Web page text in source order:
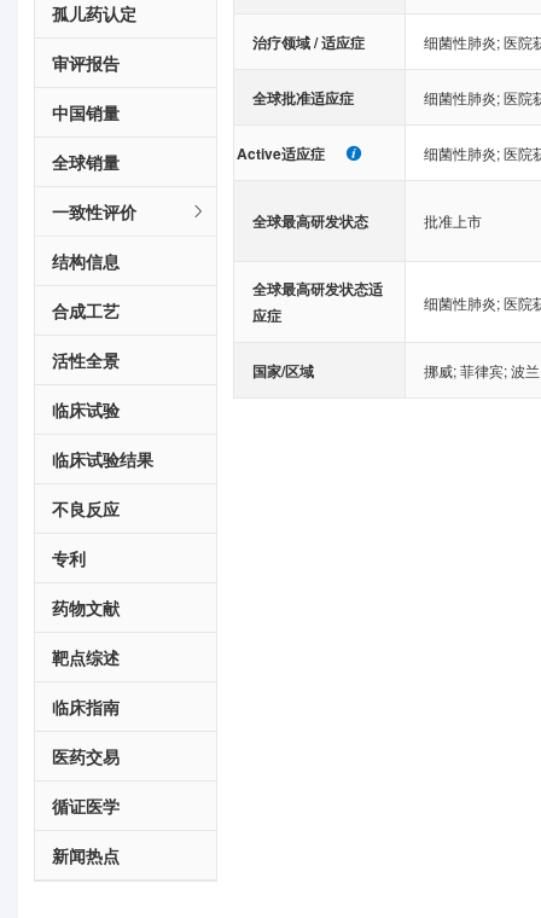
孤儿药认定
审评报告
中国销量
全球销量
一致性评价
结构信息
合成工艺
活性全景
临床试验
临床试验结果
不良反应
专利
药物文献
靶点综述
临床指南
医药交易
循证医学
新闻热点
治疗领域 / 适应症 细菌性肺炎;医院
全球批准适应症 细菌性肺炎;医院
Active适应症 细菌性肺炎;医院
全球最高研发状态 批准上市
全球最高研发状态适
应症
细菌性肺炎;医院
国家/区域 挪威;菲律宾;波兰